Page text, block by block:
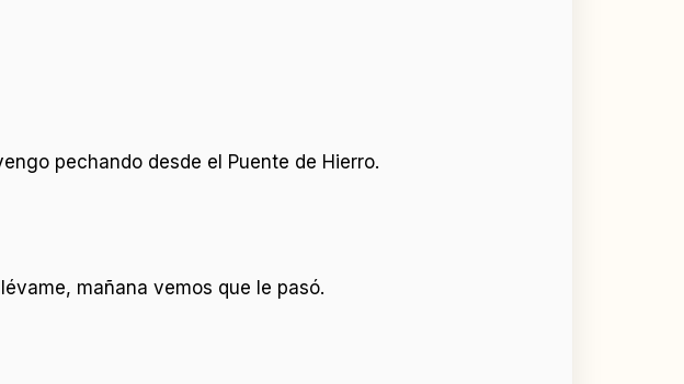
pechando desde el Puente de Hierro.
mañana vemos que le pasó.